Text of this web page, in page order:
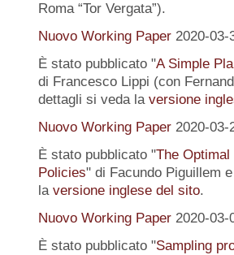
Roma “Tor Vergata”).
Nuovo Working Paper 2020-03-
È stato pubblicato "A Simple
di Francesco Lippi (con
dettagli si veda la versione
Nuovo Working Paper 2020-03-
È stato pubblicato "The Optimal
Policies" di Facundo Piguillem
la versione inglese del sito.
Nuovo Working Paper 2020-03-
È stato pubblicato "Sampling